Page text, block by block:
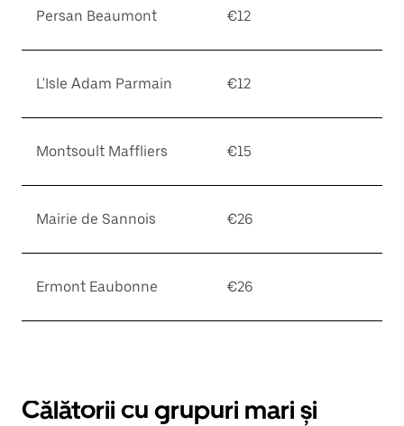
Persan Beaumont €12
L'Isle Adam Parmain €12
Montsoult Maffliers €15
Mairie de Sannois €26
Ermont Eaubonne €26
Călătorii cu grupuri mari și